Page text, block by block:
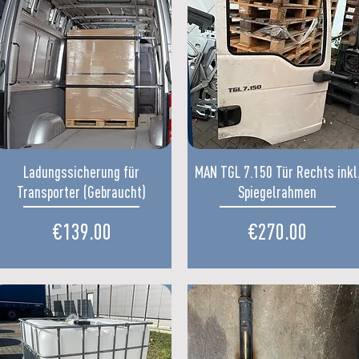
Quick View
Ladungssicherung für
Transporter (Gebraucht)
Price
€139.00
Quick View
MAN TGL 7.150 Tür Rechts inkl.
Spiegelrahmen
Price
€270.00